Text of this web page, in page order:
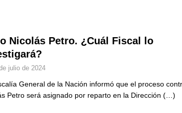
LO ÚLTIMO
de la banda presidencial que portará Abelardo De La
de un sastre colombiano reconocido en el mundo
Nicolás Petro. ¿Cuál Fiscal lo
julio de 2024
General de la Nación informó que el proceso
Petro será asignado por reparto en la Dirección (…)